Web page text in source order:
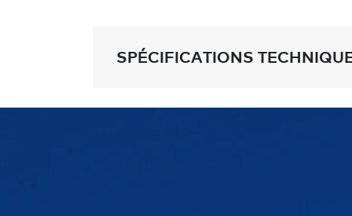
SPÉCIFICATIONS
Chipolo ONE Spot